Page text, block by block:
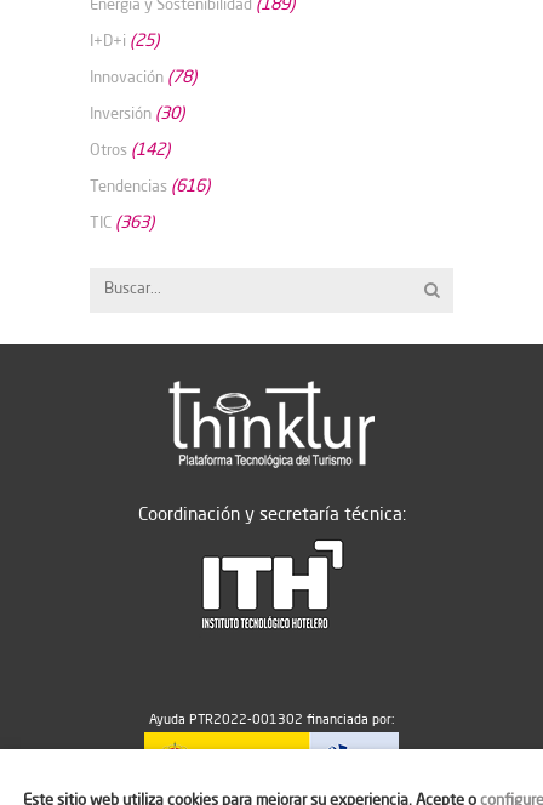
I+D+i (25)
Innovación (78)
Inversión (30)
Otros (142)
Tendencias (616)
TIC (363)
Coordinación y secretaría técnica:
Ayuda PTR2022-001302 financiada por:
Este sitio web utiliza cookies para mejorar su experiencia. Acepte oconfigure